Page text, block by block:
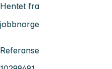
Hentet fra
jobbnorge
Referanse